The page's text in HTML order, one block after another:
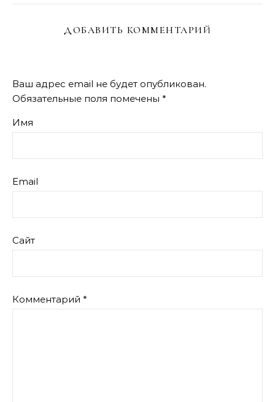
ДОБАВИТЬ КОММЕНТАРИЙ
Ваш адрес email не будет опубликован.
Обязательные поля помечены *
Имя
Email
Сайт
Комментарий *